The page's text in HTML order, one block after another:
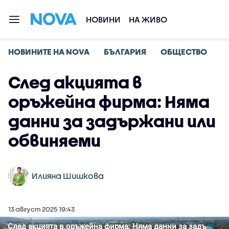
НОВИНИ НА ЖИВО
НОВИНИТЕ НА NOVA БЪЛГАРИЯ ОБЩЕСТВО
След акцията в
оръжейна фирма: Няма
данни за задържани или
обвиняеми
Илияна Шишкова
13 август 2025 19:43